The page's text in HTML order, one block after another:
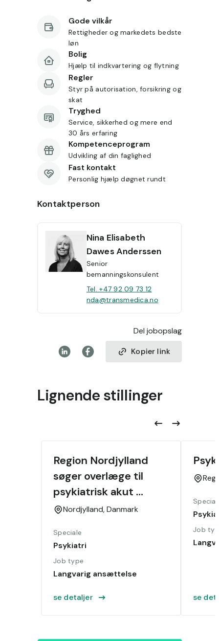
Gode vilkår
Rettigheder og markedets bedste
løn
Bolig
Hjælp til indkvartering og flytning
Regler
Styr på autorisation, forsikring og
skat
Tryghed
Service, sikkerhed og mere end
30 års erfaring
Kompetenceprogram
Udvikling af din faglighed
Fast kontakt
Personlig hjælp døgnet rundt
Kontaktperson
Nina Elisabeth
Dawes Anderssen
Senior
bemanningskonsulent
Tel. +47 92 09 73 12
nda@transmedica.no
Del jobopslag
Kopier link
Lignende stillinger
Region Nordjylland
søger overlæge til
psykiatrisk akut
område
Nordjylland,Danmark
Speciale
Psykiatri
Job type
Langvarig ansættelse
se detaljer
Job
se